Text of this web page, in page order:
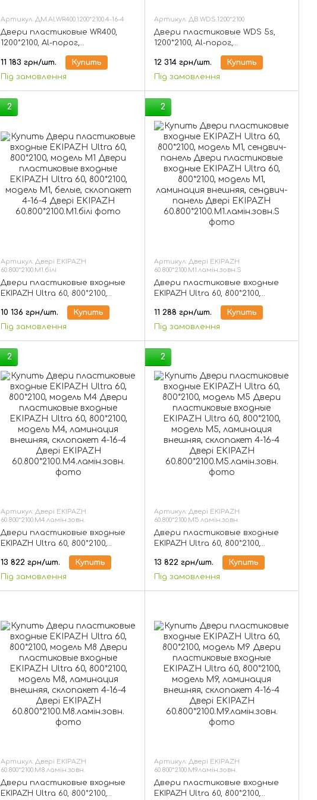
Артикул: ДМ.Al.WR400.1200*2100.4-16-4
Двери пластиковые WR400,
1200*2100, Al-порог,
стеклопакет 1-но камерный
11 183 грн/шт.
Купить
Під замовлення
Артикул: ДВ.WDS.1200*2100
Двери пластиковые WDS 5s,
1200*2100, Al-порог,
стеклопакет 1-но камерный
12 314 грн/шт.
Купить
Під замовлення
2
Артикул: Двері EKIPAZH
60.800*2100.М1.білі
Двери пластиковые входные
EKIPAZH Ultra 60, 800*2100,
модель М1, белые, склопакет 4-
16-4
10 136 грн/шт.
Купить
Під замовлення
2
Артикул: Двері EKIPAZH
60.800*2100.М1.ламін.зовн.S
Двери пластиковые входные
EKIPAZH Ultra 60, 800*2100,
модель М1, ламинация
внешняя, сендвич-панель
11 288 грн/шт.
Купить
Під замовлення
2
Артикул: Двері EKIPAZH
60.800*2100.М4.ламін.зовн.
Двери пластиковые входные
EKIPAZH Ultra 60, 800*2100,
модель М4, ламинация
внешняя, склопакет 4-16-4
13 822 грн/шт.
Купить
Під замовлення
2
Артикул: Двері EKIPAZH
60.800*2100.М5.ламін.зовн.
Двери пластиковые входные
EKIPAZH Ultra 60, 800*2100,
модель М5, ламинация
внешняя, склопакет 4-16-4
13 822 грн/шт.
Купить
Під замовлення
Артикул: Двері EKIPAZH
60.800*2100.М8.ламін.зовн.
Двери пластиковые входные
EKIPAZH Ultra 60, 800*2100,
Артикул: Двері EKIPAZH
60.800*2100.М9.ламін.зовн.
Двери пластиковые входные
EKIPAZH Ultra 60, 800*2100,